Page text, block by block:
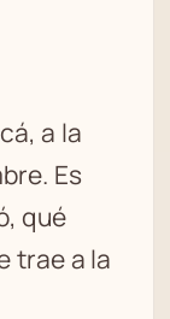
a la
Es
qué
trae a la